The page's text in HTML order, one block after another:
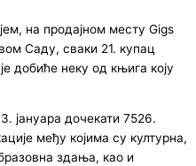
на продајном месту Gigs
Саду, сваки 21. купац
добиће неку од књига коју
јануара дочекати 7526.
међу којима су културна,
здања, као и